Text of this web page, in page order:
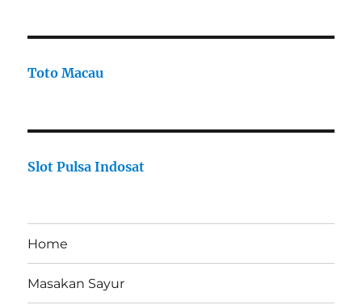
Toto Macau
Slot Pulsa Indosat
Home
Masakan Sayur